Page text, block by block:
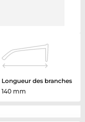
Longueur des branches
140 mm